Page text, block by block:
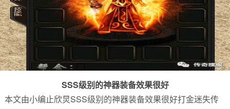
SSS级别的神器装备效果很好
本文由小编止欣炅SSS级别的神器装备效果很好打金迷失传